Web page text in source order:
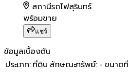
สถานีรถไฟสุรินทร์
พร้อมขาย
แชร์
ข้อมูลเบื้องต้น
ประเภท: ที่ดิน ลักษณะทรัพย์: - ขนาด